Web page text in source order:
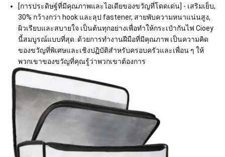
[การประดิษฐ์ที่มีคุณภาพและไอเดียของขวัญที่โดดเด่น] - เสริมเย็บ,
30% กว้างกว่า hook และลุป fastener, สายพับความหนาแน่นสูง,
ผิวเรียบและสบายใจ เป็นต้นทุกอย่างเพื่อทําให้กระเป๋ากันไฟ Cioey
นี้สมบูรณ์แบบที่สุด. ด้วยการทํางานฝีมือที่มีคุณภาพ เป็นความคิด
ของขวัญที่พิเศษและเชิงปฏิบัติสําหรับครอบครัวและเพื่อน ๆ ให้
พวกเขาของขวัญที่คุณรู้ว่าพวกเขาต้องการ